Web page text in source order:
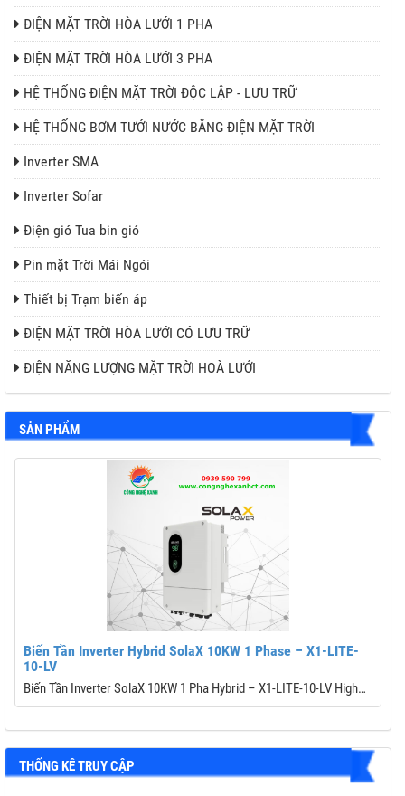
ĐIỆN MẶT TRỜI HÒA LƯỚI 1 PHA
ĐIỆN MẶT TRỜI HÒA LƯỚI 3 PHA
HỆ THỐNG ĐIỆN MẶT TRỜI ĐỘC LẬP - LƯU TRỮ
HỆ THỐNG BƠM TƯỚI NƯỚC BẰNG ĐIỆN MẶT TRỜI
Inverter SMA
Inverter Sofar
Điện gió Tua bin gió
Pin mặt Trời Mái Ngói
Thiết bị Trạm biến áp
ĐIỆN MẶT TRỜI HÒA LƯỚI CÓ LƯU TRỮ
ĐIỆN NĂNG LƯỢNG MẶT TRỜI HOÀ LƯỚI
SẢN PHẨM
Biến Tần Inverter Hybrid SolaX 10KW 1 Phase – X1-LITE-
10-LV
Biến Tần Inverter SolaX 10KW 1 Pha Hybrid – X1-LITE-10-LV High
Performance
Thương hiệu: Solax Power
Công suất PV tối đa: 20,000 Wp
Điện áp PV tối đa: 600 V
THỐNG KÊ TRUY CẬP